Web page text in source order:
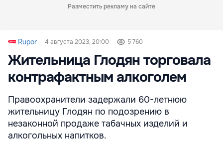
Разместить рекламу на сайте
Rupor 4 августа 2023, 20:00 5 760
Жительница Глодян торговала
контрафактным алкоголем
Правоохранители задержали 60-летнюю
жительницу Глодян по подозрению в
незаконной продаже табачных изделий и
алкогольных напитков.